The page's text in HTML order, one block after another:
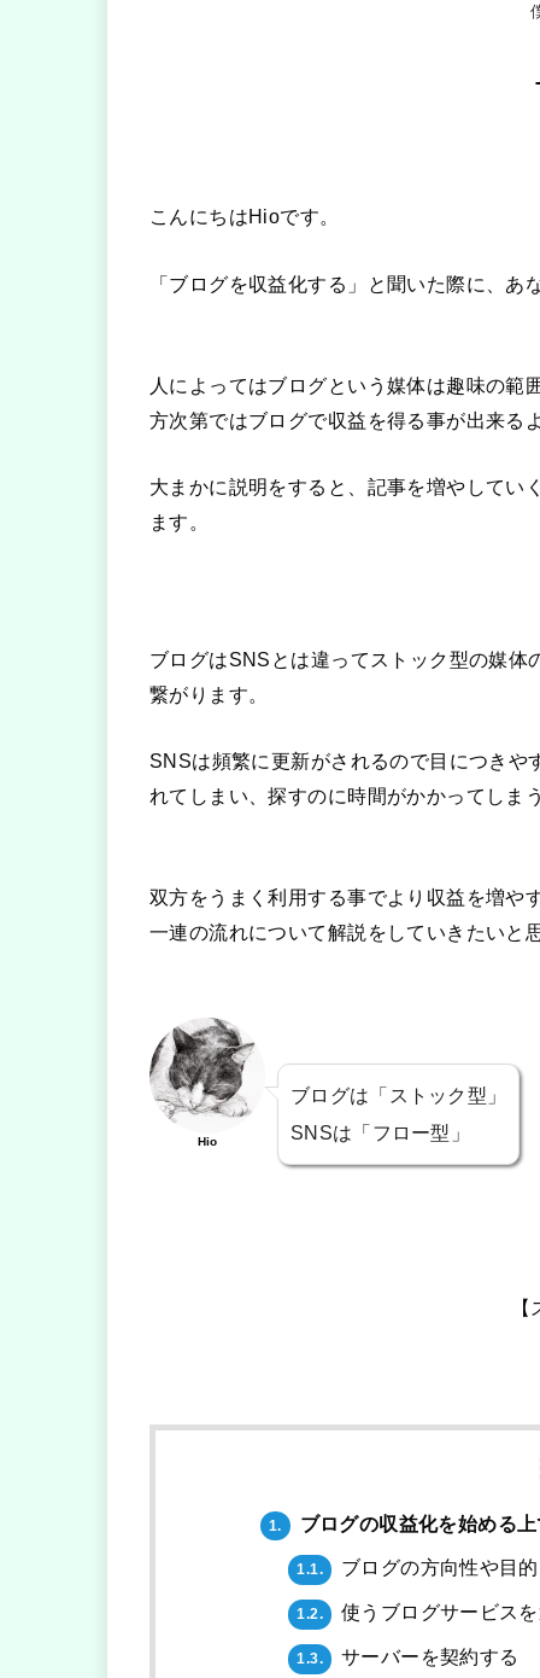
こんにちはHioです。
「ブログを収益化する」 と聞いた際に、あ
人によってはブログという媒体は趣味の範
方次第ではブログで収益を得る事が出来る
大まかに説明をすると、記事を増やしてい
ます。
ブログはSNSとは違ってストック型の媒
繋がります。
SNSは頻繁に更新がされるので目につき
れてしまい、探すのに時間がかかってしま
双方をうまく利用する事でより収益を増や
一連の流れについて解説をしていきたいと
Hio
ブログは「ストック型」
SNSは「フロー型」
1. ブログの収益化を始める
1.1. ブログの方向性や目
1.2. 使うブログサービス
1.3. サーバーを契約する